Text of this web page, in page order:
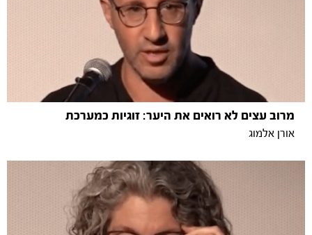
מרוב עצים לא רואים את היער: זוגיות כמערכת
אורן אלמוג